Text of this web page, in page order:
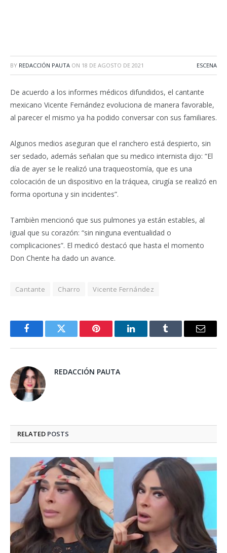
BY REDACCIÓN PAUTA ON 18 DE AGOSTO DE 2021 ESCENA
De acuerdo a los informes médicos difundidos, el cantante
mexicano Vicente Fernández evoluciona de manera favorable,
al parecer el mismo ya ha podido conversar con sus familiares.
Algunos medios aseguran que el ranchero está despierto, sin
ser sedado, además señalan que su medico internista dijo: “El
día de ayer se le realizó una traqueostomía, que es una
colocación de un dispositivo en la tráquea, cirugía se realizó en
forma oportuna y sin incidentes”.
Tambièn mencionó que sus pulmones ya están estables, al
igual que su corazón: “sin ninguna eventualidad o
complicaciones”. El medicó destacó que hasta el momento
Don Chente ha dado un avance.
Cantante Charro Vicente Fernández
FacebookTwitter Pinterest LinkedInTumblr Email
REDACCIÓN PAUTA
RELATED POSTS